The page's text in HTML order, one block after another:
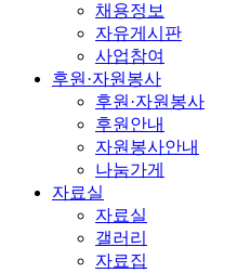
채용정보
자유게시판
사업참여
후원·자원봉사
후원·자원봉사
후원안내
자원봉사안내
나눔가게
자료실
자료실
갤러리
자료집